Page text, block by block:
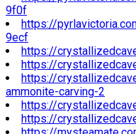
9f0f
https://
9ecf
https://
https://
https://
ammonite-carving-2
https://
https://